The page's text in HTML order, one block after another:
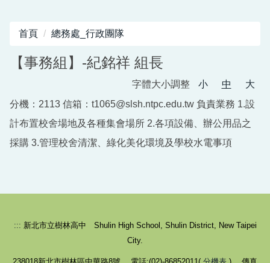
首頁 總務處_行政團隊
【事務組】-紀銘祥 組長
字體大小調整 小 中
大
分機：2113 信箱：t1065@slsh.ntpc.edu.tw 負責業務 1.設
計布置校舍場地及各種集會場所 2.各項設備、辦公用品之
採購 3.管理校舍清潔、綠化美化環境及學校水電事項
::: 新北市立樹林高中 Shulin High School, Shulin District, New Taipei
City.